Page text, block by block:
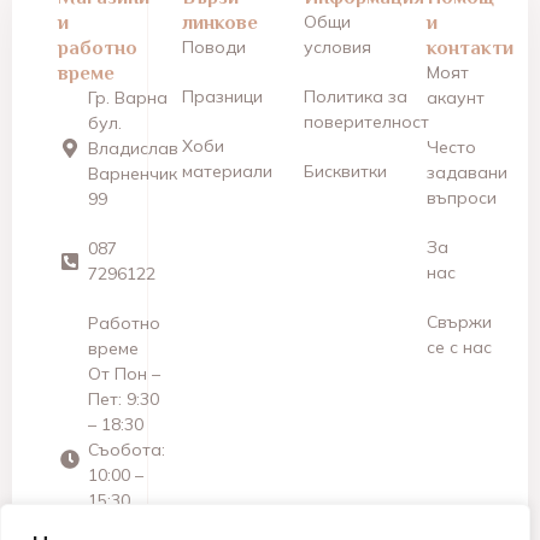
и
работно
време
Гр. Варна
бул.
Владислав
Варненчик
99
087
7296122
Работно
време
От Пон –
Пет: 9:30
– 18:30
Съобота:
10:00 –
15:30
линкове
Поводи
Празници
Хоби
материали
Общи
условия
Политика за
поверителност
Бисквитки
и
контакти
Моят
акаунт
Често
задавани
въпроси
За
нас
Свържи
се с нас